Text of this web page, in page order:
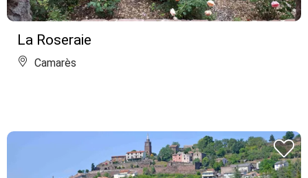
La Roseraie
Camarès